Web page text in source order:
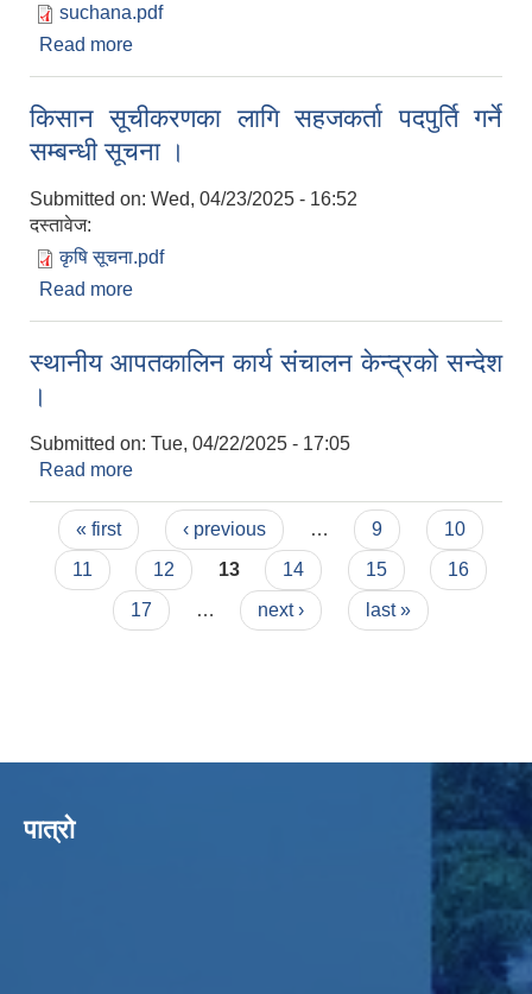
suchana.pdf
Read more
किसान सूचीकरणका लागि सहजकर्ता पदपुर्ति गर्ने
सम्बन्धी सूचना ।
Submitted on: Wed, 04/23/2025 - 16:52
दस्तावेज:
कृषि सूचना.pdf
Read more
स्थानीय आपतकालिन कार्य संचालन केन्द्रको सन्देश
।
Submitted on: Tue, 04/22/2025 - 17:05
Read more
Pages
« first ‹ previous … 9
10
11
12 13 14 15
16
17
… next › last »
पात्रो